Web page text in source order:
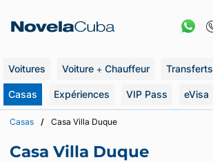
Voitures Voiture + Chauffeur Transferts
Casas Expériences VIP Pass eVisa
Casas Casa Villa Duque
Casa Villa Duque